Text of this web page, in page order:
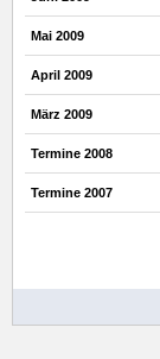
Mai 2009
April 2009
März 2009
Termine 2008
Termine 2007